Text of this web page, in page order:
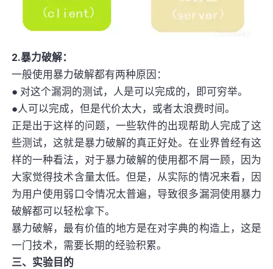
2.暴力破解：
一般使用暴力破解都有两种原因：
● 对这个漏洞的测试，人是可以完成的，即可穷举。
●人可以完成，但是代价太大，或者太浪费时间。
正是出于这样的问题，一些软件的出现帮助人完成了这
些测试，这就是暴力破解的真正好处。在业界曾经有这
样的一种看法，对于暴力破解的使用都不屑一顾，因为
大家觉得技术含量太低。但是，从实际的情况来看，因
为用户使用弱口令情况太普遍，导致很多漏洞使用暴力
破解都可以轻松拿下。
暴力破解，最有价值的地方是在对字典的构造上，这是
一门技术，需要长期的经验积累。
三、实验目的